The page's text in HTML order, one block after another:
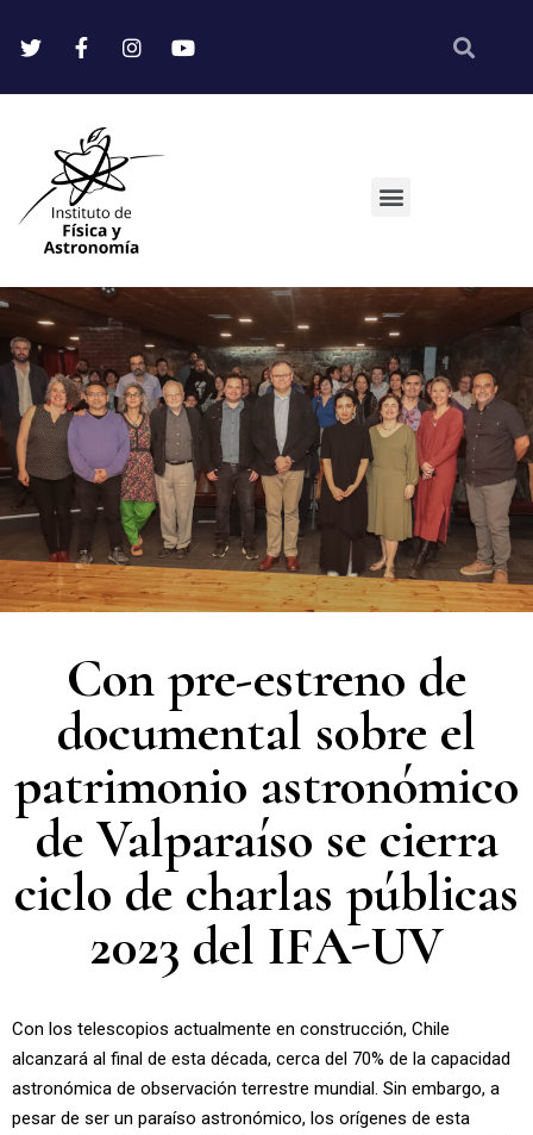
Con pre-estreno de
documental sobre el
patrimonio astronómico
de Valparaíso se cierra
ciclo de charlas públicas
2023 del IFA-UV
Con los telescopios actualmente en construcción, Chile
alcanzará al final de esta década, cerca del 70% de la capacidad
astronómica de observación terrestre mundial. Sin embargo, a
pesar de ser un paraíso astronómico, los orígenes de esta